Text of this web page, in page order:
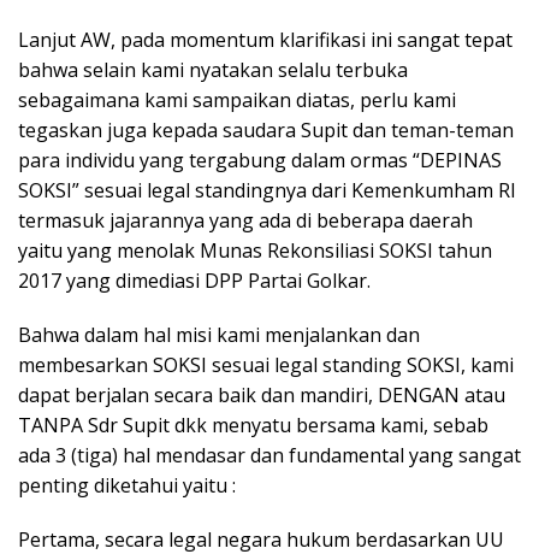
Lanjut AW, pada momentum klarifikasi ini sangat tepat
bahwa selain kami nyatakan selalu terbuka
sebagaimana kami sampaikan diatas, perlu kami
tegaskan juga kepada saudara Supit dan teman-teman
para individu yang tergabung dalam ormas “DEPINAS
SOKSI” sesuai legal standingnya dari Kemenkumham RI
termasuk jajarannya yang ada di beberapa daerah
yaitu yang menolak Munas Rekonsiliasi SOKSI tahun
2017 yang dimediasi DPP Partai Golkar.
Bahwa dalam hal misi kami menjalankan dan
membesarkan SOKSI sesuai legal standing SOKSI, kami
dapat berjalan secara baik dan mandiri, DENGAN atau
TANPA Sdr Supit dkk menyatu bersama kami, sebab
ada 3 (tiga) hal mendasar dan fundamental yang sangat
penting diketahui yaitu :
Pertama, secara legal negara hukum berdasarkan UU